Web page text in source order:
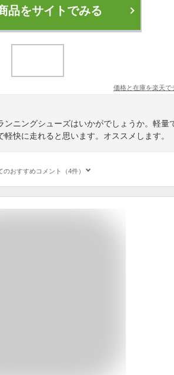
品をサイトでみる
価格と在庫を楽天で
ニングシューズはいかがでしょうか。軽量
快に走れると思います。オススメします。
のおすすめコメント（4件）